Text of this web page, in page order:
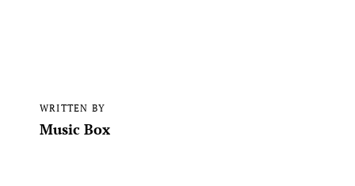
WRITTEN BY
Music Box